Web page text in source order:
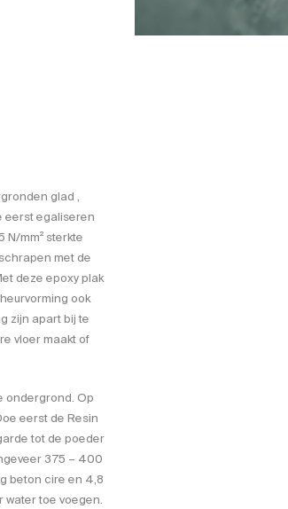
glad ,
eerst egaliseren
mm² sterkte
met de
deze epoxy plak
ook
zijn apart bij te
vloer maakt of
ondergrond. Op
eerst de Resin
tot de poeder
375 – 400
beton cire en 4,8
water toe voegen.